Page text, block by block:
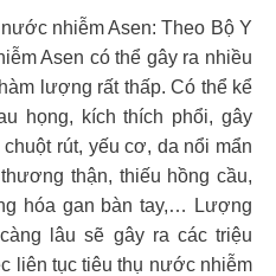
nhiễm Asen: Theo Bộ Y
Asen có thể gây ra nhiều
lượng rất thấp. Có thể kể
họng, kích thích phổi, gây
rút, yếu cơ, da nổi mẩn
thận, thiếu hồng cầu,
hóa gan bàn tay,… Lượng
lâu sẽ gây ra các triệu
liên tục tiêu thụ nước nhiễm